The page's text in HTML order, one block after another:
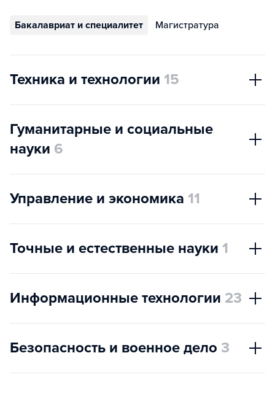
Бакалавриат и специалитет Магистратура
Техника и технологии 15
Гуманитарные и социальные
науки 6
Управление и экономика 11
Точные и естественные науки 1
Информационные технологии 23
Безопасность и военное дело 3